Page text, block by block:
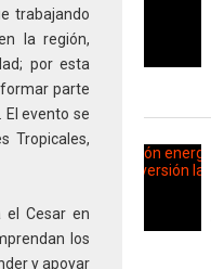
trabajando
la región,
por esta
parte
evento se
Tropicales,
Cesar en
los
y apoyar